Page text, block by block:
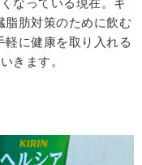
脂肪対策のために飲む
軽に健康を取り入れる
きます。